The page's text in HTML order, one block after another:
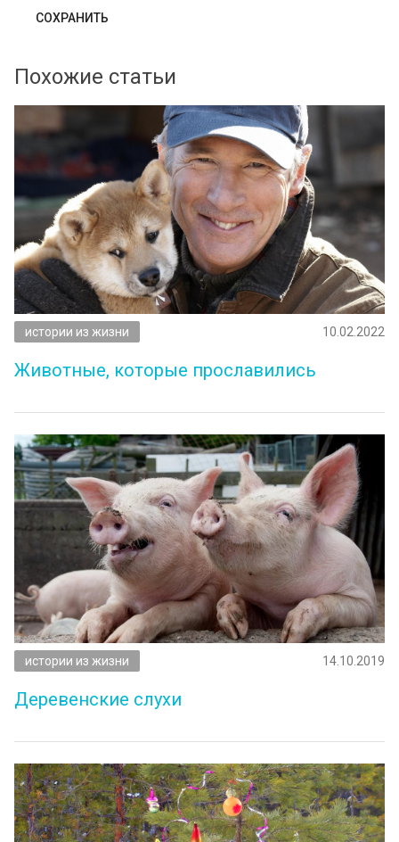
Похожие статьи
истории из жизни 10.02.2022
Животные, которые прославились
истории из жизни 14.10.2019
Деревенские слухи